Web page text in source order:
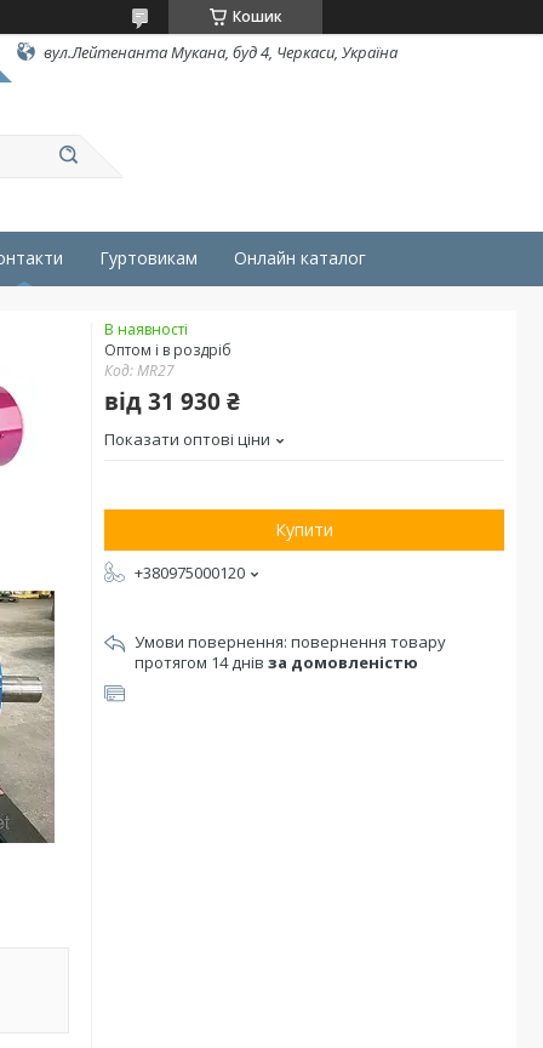
Кошик
вул.Лейтенанта Мукана, буд 4, Черкаси, Україна
Гуртовикам Онлайн каталог
В наявності
Оптом і в роздріб
Код:MR27
від31 930 ₴
Показати оптові ціни
Купити
+380975000120
повернення товару
протягом 14 днів за домовленістю